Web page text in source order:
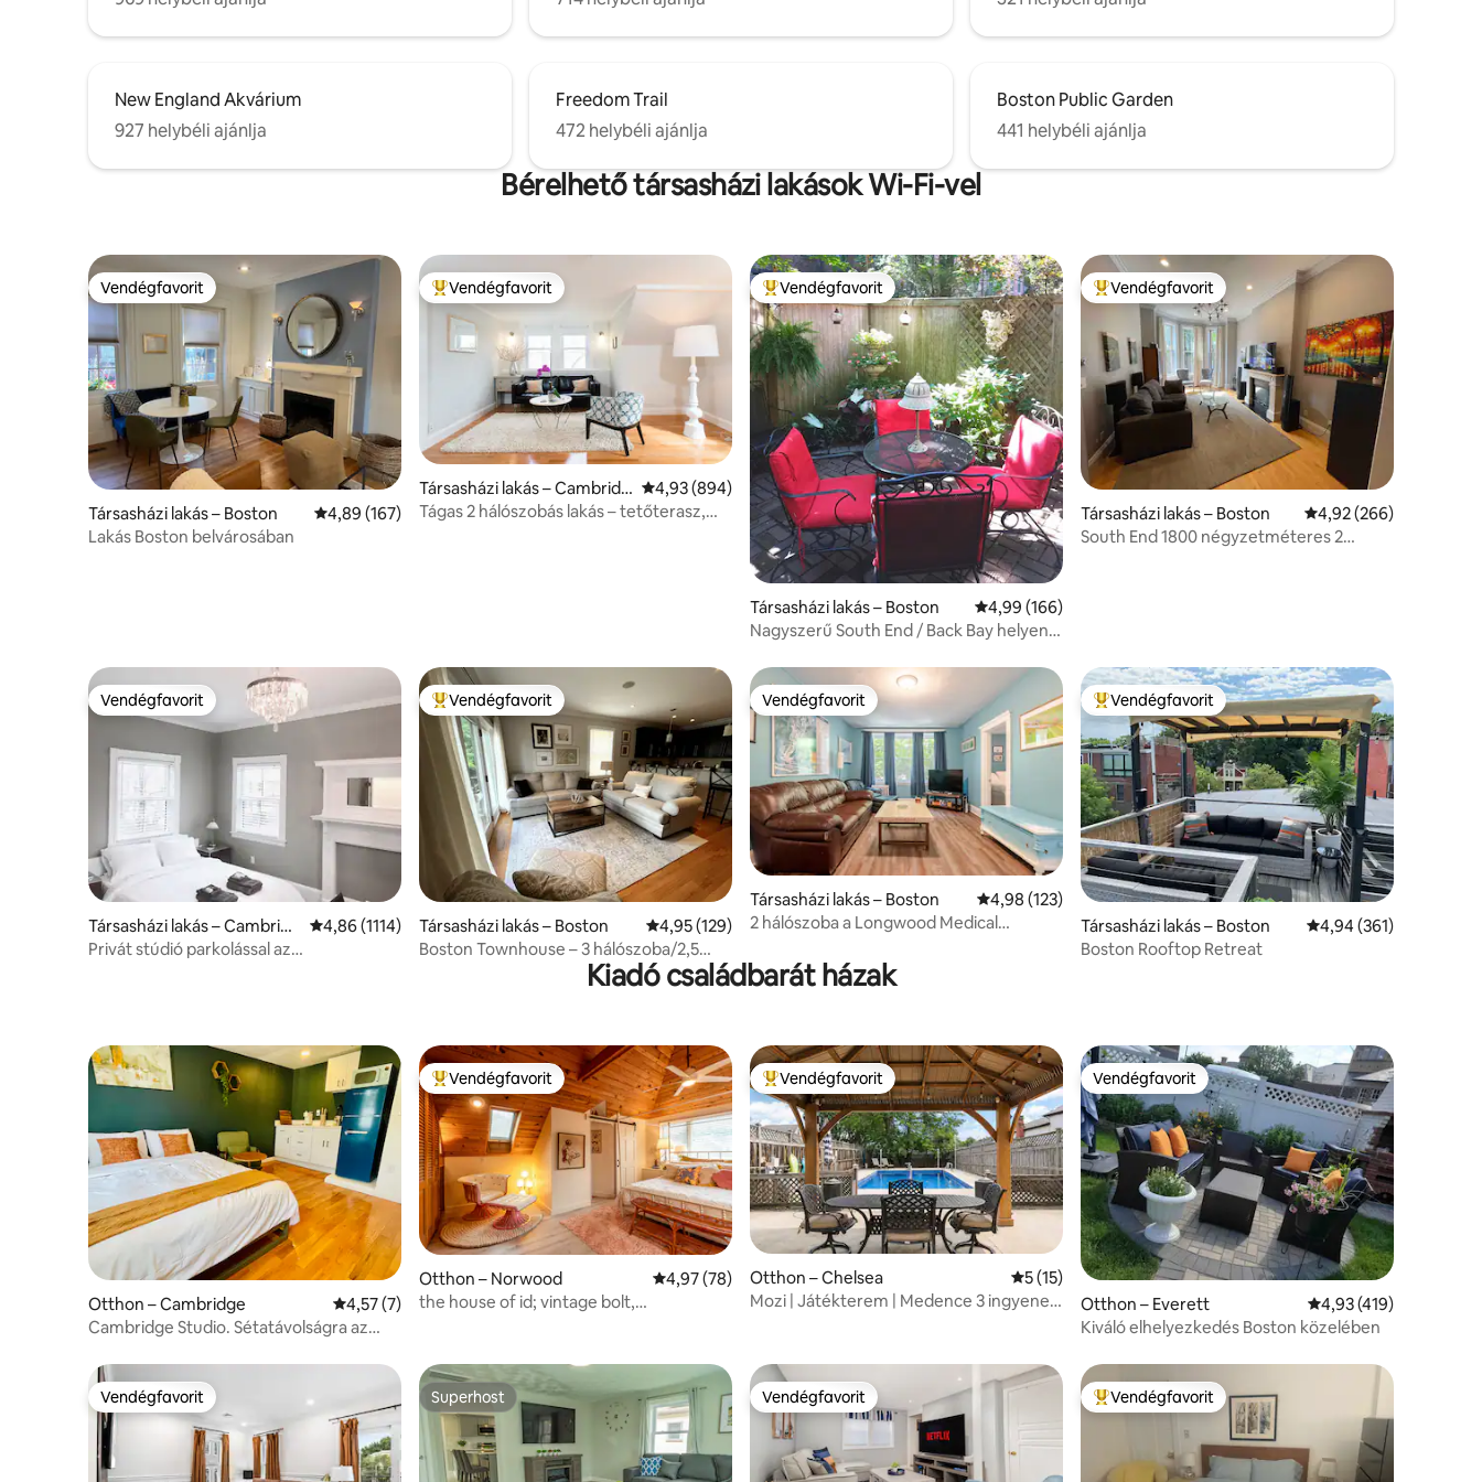
New England Akvárium
927 helybéli ajánlja
Freedom Trail
472 helybéli ajánlja
Boston Public Garden
441 helybéli ajánlja
Bérelhető társasházi lakások Wi-Fi-vel
Vendégfavorit
Vendégfavorit
Társasházi lakás – Boston Átlagos értékelés: 5/4,89, 167 vélemény
4,89 (167)
Lakás Boston belvárosában
Kiemelt vendégfavorit
Vendégfavorit
Társasházi lakás – Cambridg
e
Átlagos értékelés: 5/4,93, 894 vélemény
4,93 (894)
Tágas 2 hálószobás lakás – tetőterasz,
Kiemelt vendégfavorit
Vendégfavorit
Társasházi lakás – Boston Átlagos értékelés: 5/4,99, 166 vélemény
4,99 (166)
Nagyszerű South End / Back Bay helyen! 1
Kiemelt vendégfavorit
Vendégfavorit
Társasházi lakás – Boston Átlagos értékelés: 5/
4,92 (266)
South End 1800 négyzetméteres 2
Vendégfavorit
Vendégfavorit
Társasházi lakás – Cambridg
e
Átlagos értékelés: 5/4,86, 1114 vélemény
4,86 (1114)
Privát stúdió parkolással az
Kiemelt vendégfavorit
Vendégfavorit
Társasházi lakás – Boston Átlagos értékelés: 5/4,95, 129 vélemény
4,95 (129)
Boston Townhouse – 3 hálószoba/2,5
fürdőszoba – Seaport BCEC
Vendégfavorit
Vendégfavorit
Társasházi lakás – Boston Átlagos értékelés: 5/4,98, 123 vélemény
4,98 (123)
2 hálószoba a Longwood Medical
Kiemelt vendégfavorit
Vendégfavorit
Társasházi lakás – Boston Átlagos értékelés: 5/
4,94 (361)
Boston Rooftop Retreat
Kiadó családbarát házak
Otthon – Cambridge Átlagos értékelés: 5/4,57, 7 vélemény
4,57 (7)
Cambridge Studio. Sétatávolságra az
Kiemelt vendégfavorit
Vendégfavorit
Otthon – Norwood Átlagos értékelés: 5/4,97, 78 vélemény
4,97 (78)
the house of id; vintage bolt,
Kiemelt vendégfavorit
Vendégfavorit
Otthon – Chelsea Átlagos értékelés: 5/5, 15 vélemény
5 (15)
Mozi | Játékterem | Medence 3 ingyenes
Vendégfavorit
Vendégfavorit
Otthon – Everett Átlagos értékelés: 5/
4,93 (419)
Kiváló elhelyezkedés Boston közelében
Vendégfavorit
Vendégfavorit Superhost
Superhost Vendégfavorit
Vendégfavorit Kiemelt vendégfavorit
Vendégfavorit